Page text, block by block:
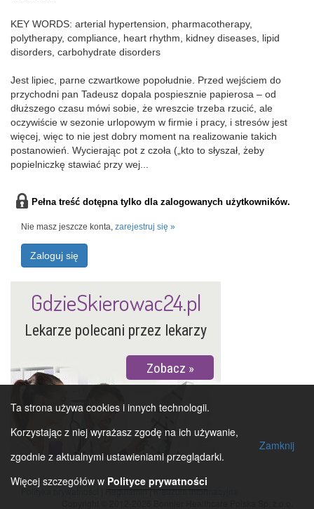
KEY WORDS: arterial hypertension, pharmacotherapy,
polytherapy, compliance, heart rhythm, kidney diseases, lipid
disorders, carbohydrate disorders
Jest lipiec, parne czwartkowe popołudnie. Przed wejściem do
przychodni pan Tadeusz dopala pospiesznie papierosa – od
dłuższego czasu mówi sobie, że wreszcie trzeba rzucić, ale
oczywiście w sezonie urlopowym w firmie i pracy, i stresów jest
więcej, więc to nie jest dobry moment na realizowanie takich
postanowień. Wycierając pot z czoła („kto to słyszał, żeby
popielniczkę stawiać przy wej...
Pełna treść dotępna tylko dla zalogowanych użytkowników.
Nie masz jeszcze konta, zarejestruj się »
Zaloguj się
Lekarze polecani przez lekarzy
Zobacz
GdzieSkierowac24.pl
Polityka prywatności Regulamin |
Klauzula informacyjna
Ta strona używa cookies i innych technologii.
Korzystając z niej wyrażasz zgodę na ich używanie,
zgodnie z aktualnymi ustawieniami przeglądarki.
Więcej szczegółów w Polityce prywatności
Zamknij